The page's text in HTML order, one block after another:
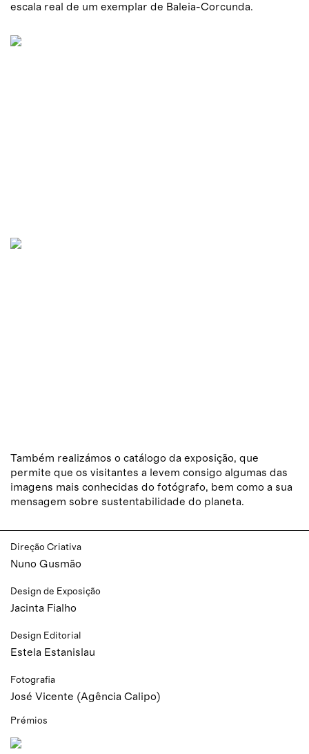
escala real de um exemplar de Baleia-Corcunda.
Também realizámos o catálogo da exposição, que
permite que os visitantes a levem consigo algumas das
imagens mais conhecidas do fotógrafo, bem como a sua
mensagem sobre sustentabilidade do planeta.
Direção Criativa
Nuno Gusmão
Design de Exposição
Jacinta Fialho
Design Editorial
Estela Estanislau
Fotografia
José Vicente (Agência Calipo)
Prémios